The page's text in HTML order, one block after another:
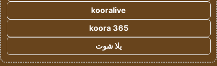
kooralive
koora 365
يلا شوت